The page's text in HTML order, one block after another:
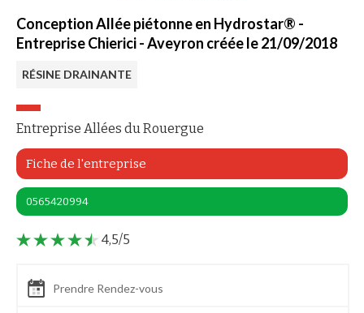
Conception Allée piétonne en Hydrostar® -
Entreprise Chierici - Aveyron créée le 21/09/2018
RÉSINE DRAINANTE
Entreprise Allées du Rouergue
Fiche de l'entreprise
0565420994
4,5/5
Prendre Rendez-vous